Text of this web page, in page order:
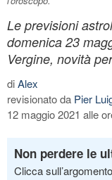
Le previsioni
domenica 23
Vergine, novità
diAlex
revisionato da Pier
12 maggio 2021 alle
Non perdere le
Clicca